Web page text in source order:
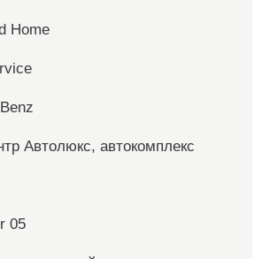
Home
Автолюкс, автокомплекс
05